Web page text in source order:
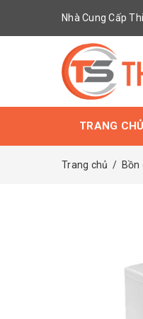
Nhà Cung Cấp
TRANG CHỦ
Trang chủ / Bồn